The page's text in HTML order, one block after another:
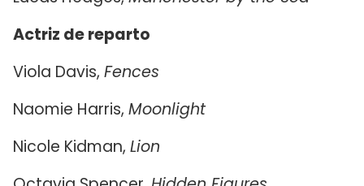
Actriz de reparto
Viola Davis, Fences
Naomie Harris, Moonlight
Nicole Kidman, Lion